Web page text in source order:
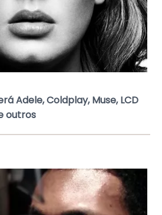
Adele, Coldplay, Muse, LCD
outros